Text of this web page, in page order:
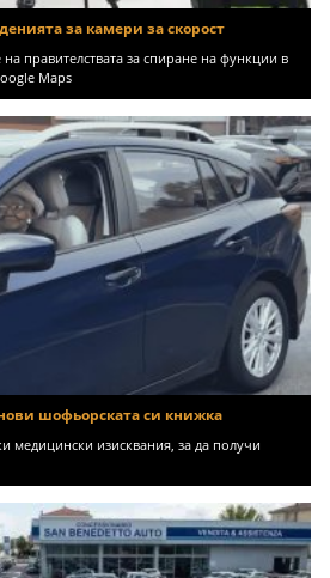
за камери за скорост
правителствата за спиране на функции в
Maps
шофьорската си книжка
медицински изисквания, за да получи